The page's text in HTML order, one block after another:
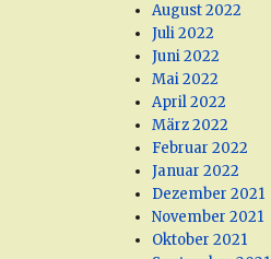
August 2022
Juli 2022
Juni 2022
Mai 2022
April 2022
März 2022
Februar 2022
Januar 2022
Dezember 2021
November 2021
Oktober 2021